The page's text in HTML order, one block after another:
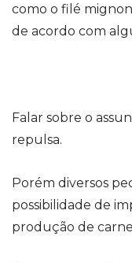
como o filé
de acordo com
Falar sobre o
repulsa.
Porém diversos
possibilidade de
produção de